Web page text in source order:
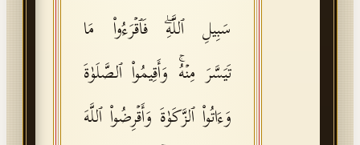
سَبِیلِ ٱللَّهِۖ فَٱقۡرَءُوا۟ مَا
تَیَسَّرَ مِنۡهُۚ وَأَقِیمُوا۟ ٱلصَّلَوٰةَ
وَءَاتُوا۟ ٱلزَّكَوٰةَ وَأَقۡرِضُوا۟ ٱللَّهَ